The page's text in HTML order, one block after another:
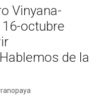
Vinyana-
octubre
de la